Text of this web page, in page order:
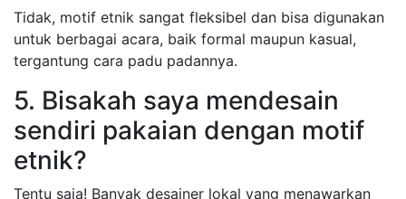
Tidak, motif etnik sangat fleksibel dan bisa digunakan
untuk berbagai acara, baik formal maupun kasual,
tergantung cara padu padannya.
5. Bisakah saya mendesain
sendiri pakaian dengan motif
etnik?
Tentu saja! Banyak desainer lokal yang menawarkan